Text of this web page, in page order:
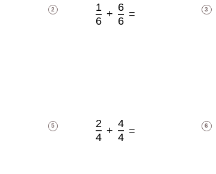
2
1
6
+
6
6
= 3
5
2
4
+
4
4
=
6